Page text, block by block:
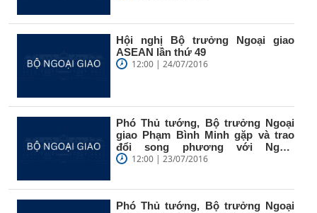
Hội nghị Bộ trưởng Ngoại giao
ASEAN lần thứ 49
12:00 | 24/07/2016
Phó Thủ tướng, Bộ trưởng Ngoại
giao Phạm Bình Minh gặp và trao
đổi song phương với Ngoại
trưởng...
12:00 | 23/07/2016
Phó Thủ tướng, Bộ trưởng Ngoại